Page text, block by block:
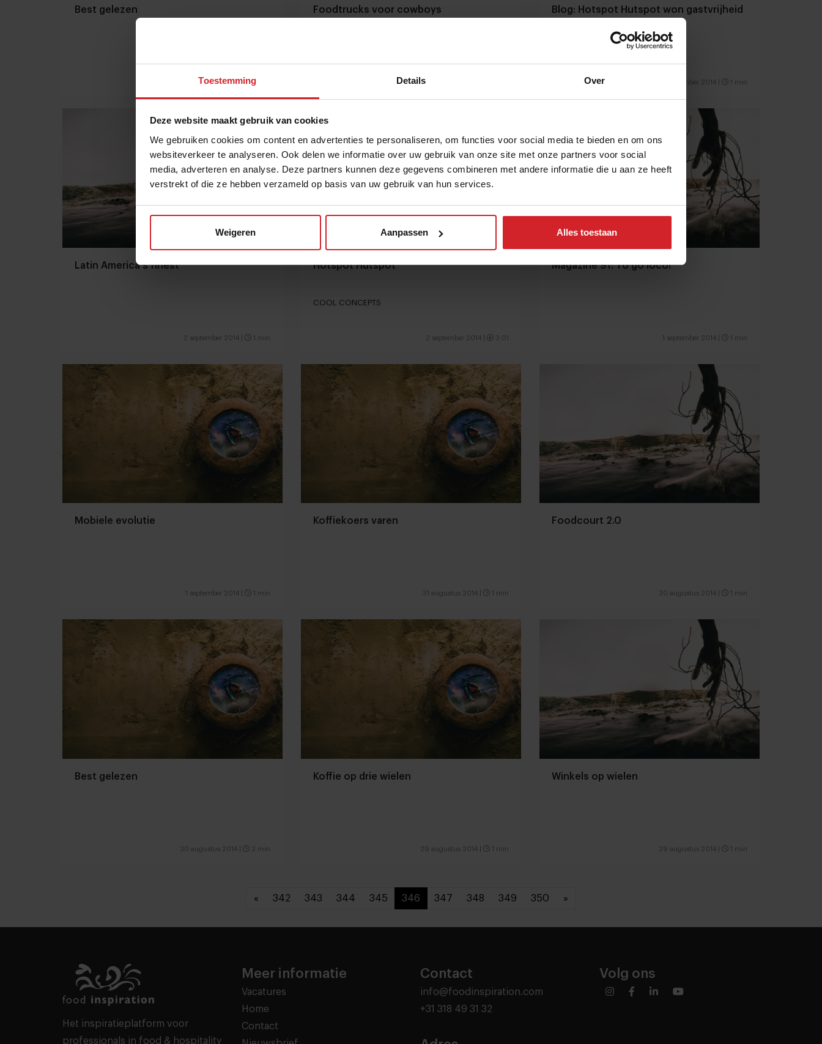
Toestemming Details Over
Deze website maakt gebruik van cookies
We gebruiken cookies om content en advertenties te personaliseren, om functies voor social media te bieden en om ons
websiteverkeer te analyseren. Ook delen we informatie over uw gebruik van onze site met onze partners voor social
media, adverteren en analyse. Deze partners kunnen deze gegevens combineren met andere informatie die u aan ze heeft
verstrekt of die ze hebben verzameld op basis van uw gebruik van hun services.
Weigeren Aanpassen Alles toestaan
Best gelezen
6 september 2014| 2 min
Foodtrucks voor cowboys
5 september 2014
Blog: Hotspot Hutspot won gastvrijheid
2 september 2014 1 min
Latin America's finest
2 september 2014 1 min
Hotspot Hutspot
COOL CONCEPTS
2 september 2014 3:01
Magazine 91: To go loco!
1 september 2014 1 min
Mobiele evolutie
1 september 2014 1 min
Koffiekoers varen
31 augustus 2014 1 min
Foodcourt 2.0
30 augustus 2014 1 min
Best gelezen
30 augustus 2014 2 min
Koffie op drie wielen
29 augustus 2014 1 min
Winkels op wielen
29 augustus 2014 1 min
« 342 343 344 345 346 347 348 349 350 »
Het inspiratieplatform voor
professionals in food & hospitality
Meer informatie
Vacatures
Home
Contact
Contact
info@foodinspiration.com
+31 318 49 31 32
Volg ons